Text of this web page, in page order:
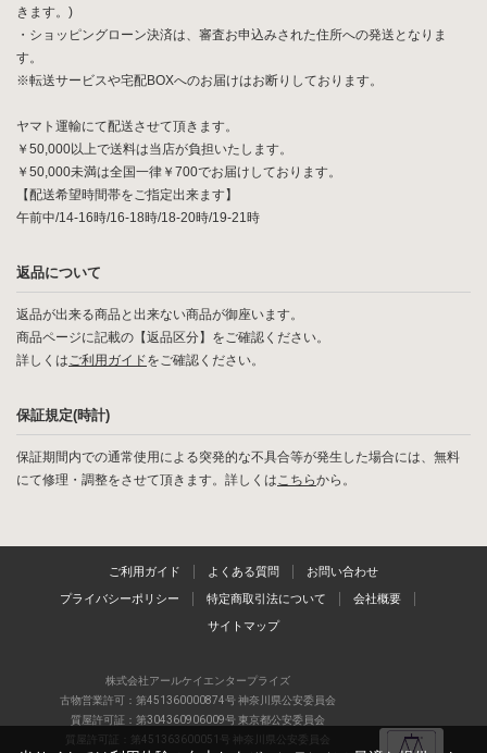
きます。)
・ショッピングローン決済は、審査お申込みされた住所への発送となりま
す。
※転送サービスや宅配BOXへのお届けはお断りしております。
ヤマト運輸にて配送させて頂きます。
￥50,000以上で送料は当店が負担いたします。
￥50,000未満は全国一律￥700でお届けしております。
【配送希望時間帯をご指定出来ます】
午前中/14-16時/16-18時/18-20時/19-21時
返品について
返品が出来る商品と出来ない商品が御座います。
商品ページに記載の【返品区分】をご確認ください。
詳しくはご利用ガイドをご確認ください。
保証規定(時計)
保証期間内での通常使用による突発的な不具合等が発生した場合には、無料
にて修理・調整をさせて頂きます。詳しくはこちらから。
ご利用ガイド よくある質問 お問い合わせ
プライバシーポリシー 特定商取引法について 会社概要
サイトマップ
株式会社アールケイエンタープライズ
古物営業許可：第451360000874号 神奈川県公安委員会
質屋許可証：第304360906009号 東京都公安委員会
質屋許可証：第451363600051号 神奈川県公安委員会